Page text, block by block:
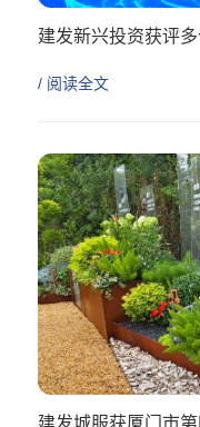
建发新兴投资获评
/ 阅读全文
建发城服获厦门市